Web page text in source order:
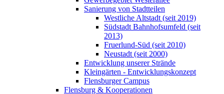
Sanierung von Stadtteilen
Westliche Altstadt (seit 2019)
Südstadt Bahnhofsumfeld (seit
2013)
Fruerlund-Süd (seit 2010)
Neustadt (seit 2000)
Entwicklung unserer Strände
Kleingärten - Entwicklungskonzept
Flensburger Campus
Flensburg & Kooperationen